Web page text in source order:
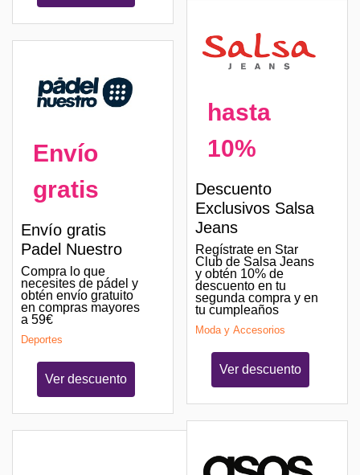
Envío
gratis
Envío gratis
Padel Nuestro
Compra lo que
necesites de pádel y
obtén envío gratuito
en compras mayores
a 59€
Deportes
Ver descuento
hasta
10%
Descuento
Exclusivos Salsa
Jeans
Regístrate en Star
Club de Salsa Jeans
y obtén 10% de
descuento en tu
segunda compra y en
tu cumpleaños
Moda y Accesorios
Ver descuento